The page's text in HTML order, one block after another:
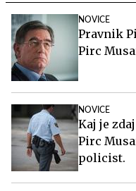
NOVICE
Pravnik
Pirc
NOVICE
Kaj je
Pirc
policist.